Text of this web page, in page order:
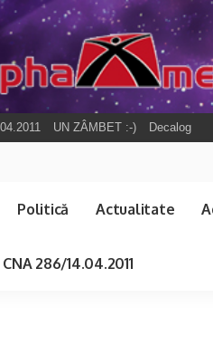
UN ZÂMBET :-) Decalog
Politică Actualitate
286/14.04.2011